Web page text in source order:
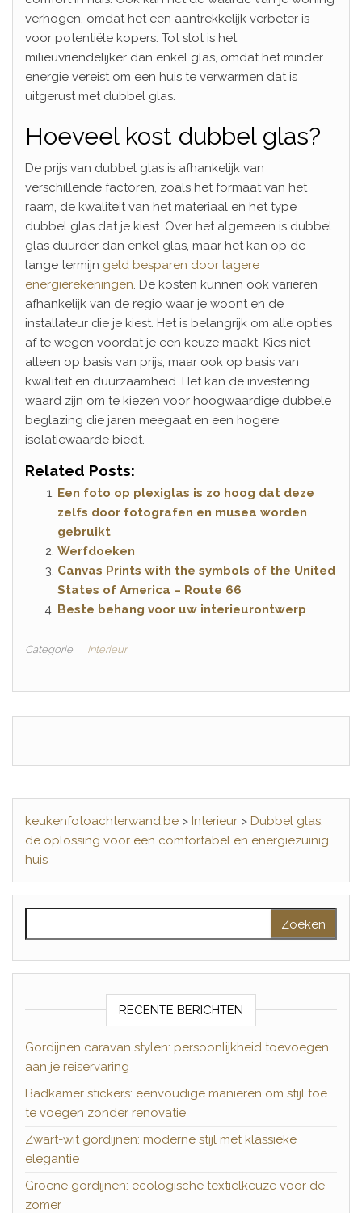
verhogen, omdat het een aantrekkelijk verbeter is
voor potentiële kopers. Tot slot is het
milieuvriendelijker dan enkel glas, omdat het minder
energie vereist om een huis te verwarmen dat is
uitgerust met dubbel glas.
Hoeveel kost dubbel glas?
De prijs van dubbel glas is afhankelijk van
verschillende factoren, zoals het formaat van het
raam, de kwaliteit van het materiaal en het type
dubbel glas dat je kiest. Over het algemeen is dubbel
glas duurder dan enkel glas, maar het kan op de
lange termijn geld besparen door lagere
energierekeningen. De kosten kunnen ook variëren
afhankelijk van de regio waar je woont en de
installateur die je kiest. Het is belangrijk om alle opties
af te wegen voordat je een keuze maakt. Kies niet
alleen op basis van prijs, maar ook op basis van
kwaliteit en duurzaamheid. Het kan de investering
waard zijn om te kiezen voor hoogwaardige dubbele
beglazing die jaren meegaat en een hogere
isolatiewaarde biedt.
Related Posts:
Een foto op plexiglas is zo hoog dat deze
zelfs door fotografen en musea worden
gebruikt
Werfdoeken
Canvas Prints with the symbols of the United
States of America – Route 66
Beste behang voor uw interieurontwerp
Categorie Interieur
keukenfotoachterwand.be > Interieur > Dubbel glas:
de oplossing voor een comfortabel en energiezuinig
huis
RECENTE BERICHTEN
Gordijnen caravan stylen: persoonlijkheid toevoegen
aan je reiservaring
Badkamer stickers: eenvoudige manieren om stijl toe
te voegen zonder renovatie
Zwart-wit gordijnen: moderne stijl met klassieke
elegantie
Groene gordijnen: ecologische textielkeuze voor de
zomer